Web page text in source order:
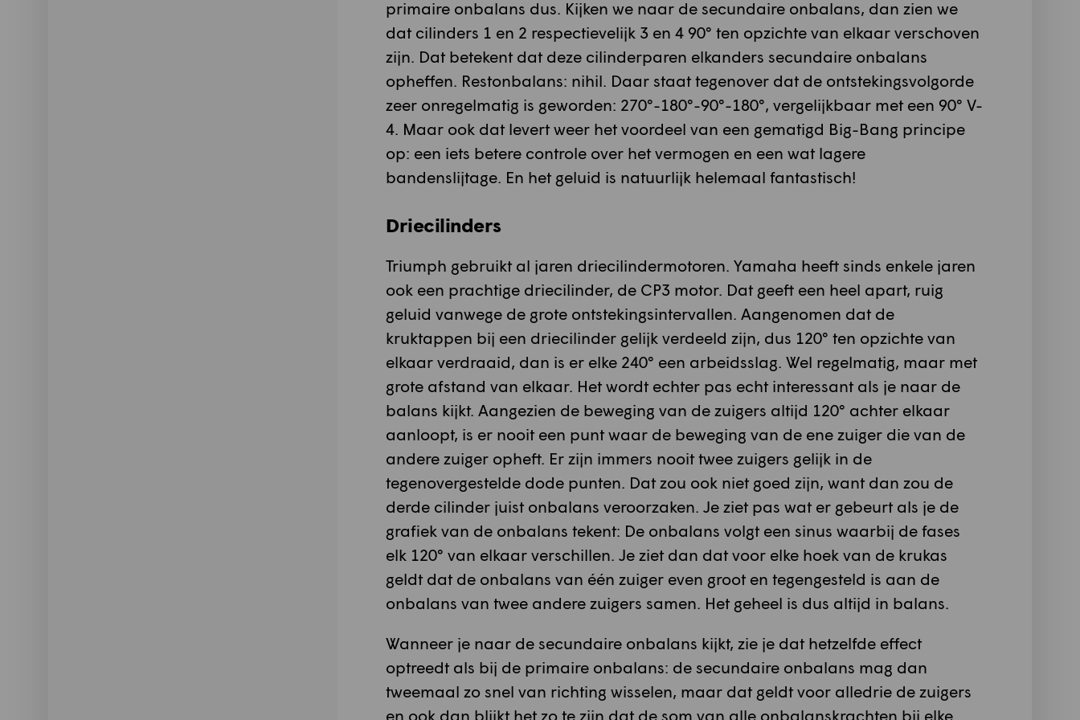
primaire onbalans dus. Kijken we naar de secundaire onbalans, dan zien we
dat cilinders 1 en 2 respectievelijk 3 en 4 90° ten opzichte van elkaar verschoven
zijn. Dat betekent dat deze cilinderparen elkanders secundaire onbalans
opheffen. Restonbalans: nihil. Daar staat tegenover dat de ontstekingsvolgorde
zeer onregelmatig is geworden: 270°-180°-90°-180°, vergelijkbaar met een 90° V-
4. Maar ook dat levert weer het voordeel van een gematigd Big-Bang principe
op: een iets betere controle over het vermogen en een wat lagere
bandenslijtage. En het geluid is natuurlijk helemaal fantastisch!
Driecilinders
Triumph gebruikt al jaren driecilindermotoren. Yamaha heeft sinds enkele jaren
ook een prachtige driecilinder, de CP3 motor. Dat geeft een heel apart, ruig
geluid vanwege de grote ontstekingsintervallen. Aangenomen dat de
kruktappen bij een driecilinder gelijk verdeeld zijn, dus 120° ten opzichte van
elkaar verdraaid, dan is er elke 240° een arbeidsslag. Wel regelmatig, maar met
grote afstand van elkaar. Het wordt echter pas echt interessant als je naar de
balans kijkt. Aangezien de beweging van de zuigers altijd 120° achter elkaar
aanloopt, is er nooit een punt waar de beweging van de ene zuiger die van de
andere zuiger opheft. Er zijn immers nooit twee zuigers gelijk in de
tegenovergestelde dode punten. Dat zou ook niet goed zijn, want dan zou de
derde cilinder juist onbalans veroorzaken. Je ziet pas wat er gebeurt als je de
grafiek van de onbalans tekent: De onbalans volgt een sinus waarbij de fases
elk 120° van elkaar verschillen. Je ziet dan dat voor elke hoek van de krukas
geldt dat de onbalans van één zuiger even groot en tegengesteld is aan de
onbalans van twee andere zuigers samen. Het geheel is dus altijd in balans.
Wanneer je naar de secundaire onbalans kijkt, zie je dat hetzelfde effect
optreedt als bij de primaire onbalans: de secundaire onbalans mag dan
tweemaal zo snel van richting wisselen, maar dat geldt voor alledrie de zuigers
en ook dan blijkt het zo te zijn dat de som van alle onbalanskrachten bij elke